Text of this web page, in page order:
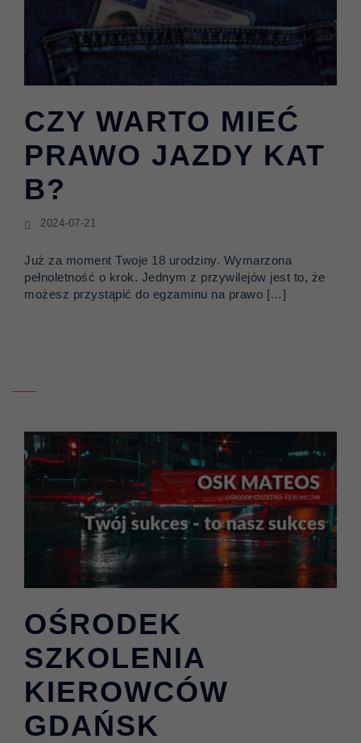
CZY WARTO MIEĆ
PRAWO JAZDY KAT
B?
2024-07-21
Już za moment Twoje 18 urodziny. Wymarzona
pełnoletność o krok. Jednym z przywilejów jest to, że
możesz przystąpić do egzaminu na prawo […]
OŚRODEK
SZKOLENIA
KIEROWCÓW
GDAŃSK